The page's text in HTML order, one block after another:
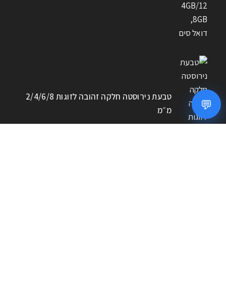
טבעת נירוסטה חלקה זהובה לזוגות 2/4/6/8
מ״מ
💬